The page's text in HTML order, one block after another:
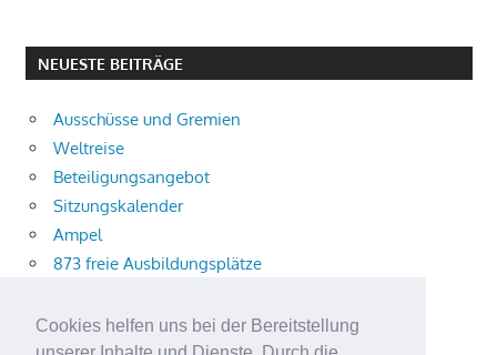
Cookies helfen uns bei der Bereitstellung
NEUESTE BEITRÄGE
Ausschüsse und Gremien
Weltreise
Beteiligungsangebot
Sitzungskalender
Ampel
873 freie Ausbildungsplätze
Aktuelle Verkehrsmeldungen
Terracliff